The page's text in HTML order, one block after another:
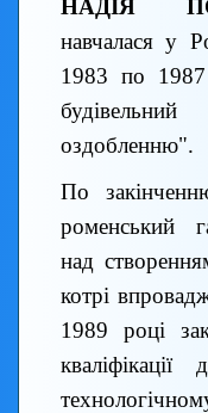
НАДІЯ
навчалася у
1983 по 1987
оздобленню".
По
роменський
над
котрі
1989 році